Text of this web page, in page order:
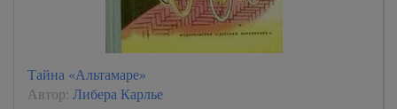
Тайна «Альтамаре»
Автор: Либера Карлье